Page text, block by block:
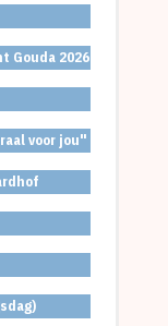
Gouda 2026
voor jou"